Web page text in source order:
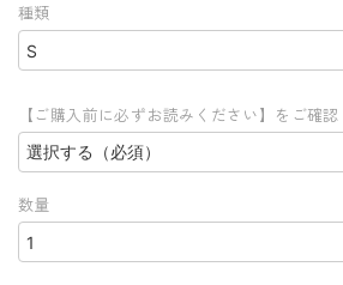
種類
【ご購入前に必ずお読みください】をご確認
数量